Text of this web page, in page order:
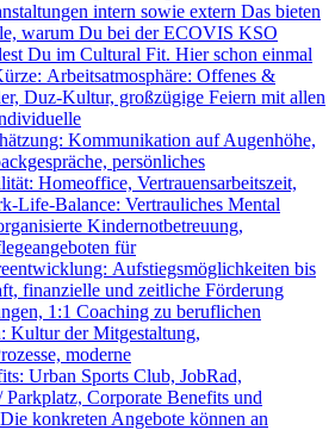
intern sowie extern Das bieten
warum Du bei der ECOVIS KSO
Du im Cultural Fit. Hier schon einmal
Arbeitsatmosphäre: Offenes &
Duz-Kultur, großzügige Feiern mit allen
Kommunikation auf Augenhöhe,
persönliches
Homeoffice, Vertrauensarbeitszeit,
Life-Balance: Vertrauliches Mental
Kindernotbetreuung,
für
Aufstiegsmöglichkeiten bis
finanzielle und zeitliche Förderung
1:1 Coaching zu beruflichen
Kultur der Mitgestaltung,
moderne
Urban Sports Club, JobRad,
Corporate Benefits und
konkreten Angebote können an